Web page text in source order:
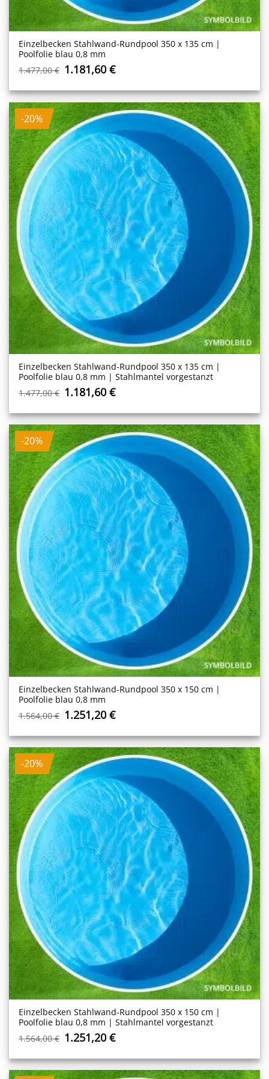
Einzelbecken Stahl­wand-Rundpool 350 x 135 cm |
Poolfolie blau 0,8 mm
1.477,00€ Ursprünglicher
war:
1.477,00 €
1.181,60€Aktueller
ist:
1.181,60 €.
-20%
Einzelbecken Stahl­wand-Rundpool 350 x 135 cm |
Poolfolie blau 0,8 mm | Stahlmantel vorgestanzt
1.477,00€ Ursprünglicher
war:
1.477,00 €
1.181,60€Aktueller
ist:
1.181,60 €.
-20%
Einzelbecken Stahl­wand-Rundpool 350 x 150 cm |
Poolfolie blau 0,8 mm
1.564,00€ Ursprünglicher
war:
1.564,00 €
1.251,20€Aktueller
ist:
1.251,20 €.
-20%
Einzelbecken Stahl­wand-Rundpool 350 x 150 cm |
Poolfolie blau 0,8 mm | Stahlmantel vorgestanzt
1.564,00€ Ursprünglicher
war:
1.564,00 €
1.251,20€Aktueller
ist:
1.251,20 €.